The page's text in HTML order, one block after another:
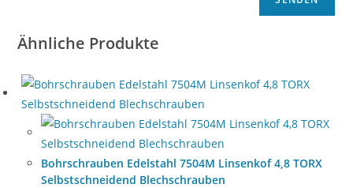
Ähnliche Produkte
Bohrschrauben Edelstahl 7504M Linsenkof 4,8 TORX
Selbstschneidend Blechschrauben